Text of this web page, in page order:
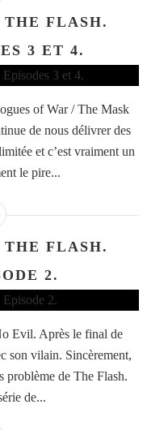
FLASH.
3 ET 4.
of War / The Mask
de nous délivrer des
et c’est vraiment un
le pire...
FLASH.
2.
Evil. Après le final de
son vilain. Sincèrement,
problème de The Flash.
de...